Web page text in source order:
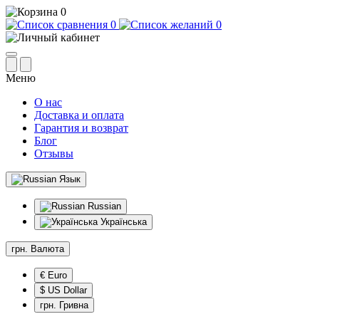
0
0
0
Меню
О нас
Доставка и оплата
Гарантия и возврат
Блог
Отзывы
Язык
Russian
Українська
грн. Валюта
€ Euro
$ US Dollar
грн. Гривна